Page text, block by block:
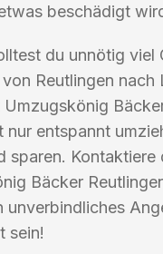
beschädigt
du unnötig viel
Reutlingen nach
nur entspannt
sparen. Kontaktiere
Bäcker
unverbindliches
sein!